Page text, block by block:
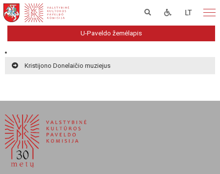
LT
U-Paveldo žemėlapis
Kristijono Donelaičio muziejus